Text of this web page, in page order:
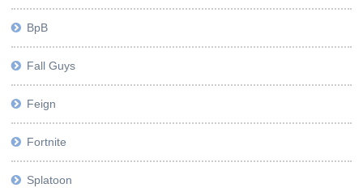
BpB
Fall Guys
Feign
Fortnite
Splatoon